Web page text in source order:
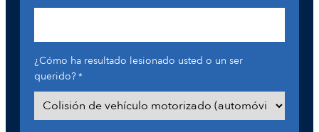
¿Cómo ha resultado lesionado usted o un ser
querido?*